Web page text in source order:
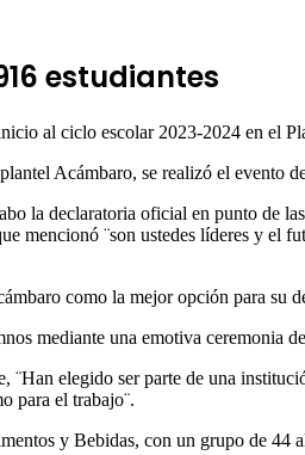
estudiantes
al ciclo escolar 2023-2024 en el
Acámbaro, se realizó el evento
la declaratoria oficial en punto de
mencionó ¨son ustedes líderes y el
como la mejor opción para su
mediante una emotiva ceremonia
elegido ser parte de una
para el trabajo¨.
y Bebidas, con un grupo de 44